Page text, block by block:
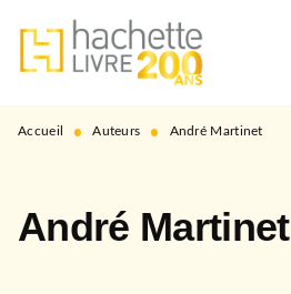
MENU RECHERCHE
PIED DE PAGE
Accueil • Auteurs • André Martinet
André Martinet